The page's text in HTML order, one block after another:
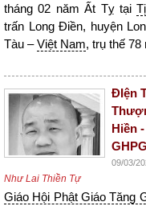
tháng 02 năm Ất Tỵ tại
trấn Long Điền, huyện
Tàu –Việt Nam, trụ thế 78
ĐIện
Hiền
09/03/
Như Lai Thiền Tự
Giáo Hội Phật Giáo Tăng